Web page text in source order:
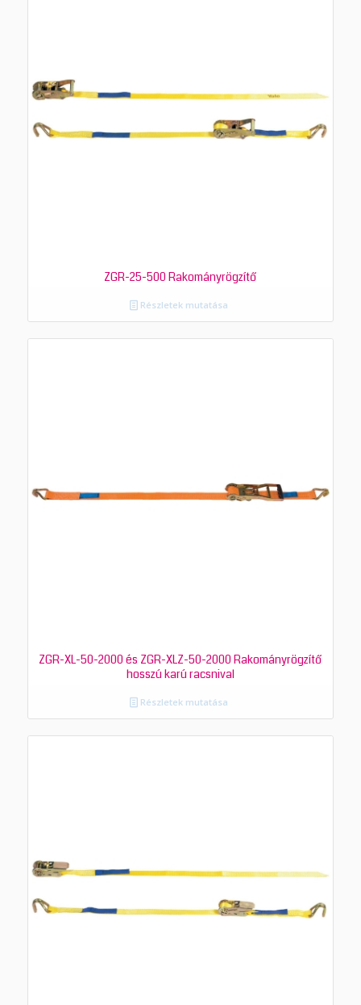
ZGR-25-500 Rakományrögzítő
Részletek mutatása
ZGR-XL-50-2000 és ZGR-XLZ-50-2000 Rakományrögzítő
hosszú karú racsnival
Részletek mutatása